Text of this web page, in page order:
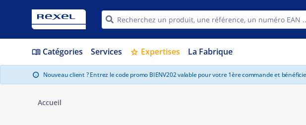
menu_book Catégories Services star Expertises La Fabrique
info Nouveau client ? Entrez le code promo BIENV202 valable pour votre 1ère commande et
Accueil